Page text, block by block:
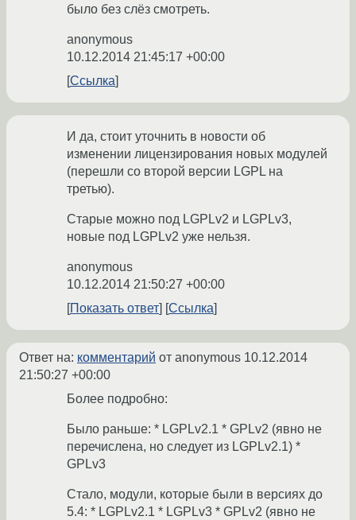
было без слёз смотреть.
anonymous
10.12.2014 21:45:17 +00:00
Ссылка
И да, стоит уточнить в новости об
изменении лицензирования новых модулей
(перешли со второй версии LGPL на
третью).
Старые можно под LGPLv2 и LGPLv3,
новые под LGPLv2 уже нельзя.
anonymous
10.12.2014 21:50:27 +00:00
Показать ответ
Ссылка
Ответ на: комментарий от anonymous 10.12.2014
21:50:27 +00:00
Более подробно:
Было раньше: * LGPLv2.1 * GPLv2 (явно не
перечислена, но следует из LGPLv2.1) *
GPLv3
Стало, модули, которые были в версиях до
5.4: * LGPLv2.1 * LGPLv3 * GPLv2 (явно не